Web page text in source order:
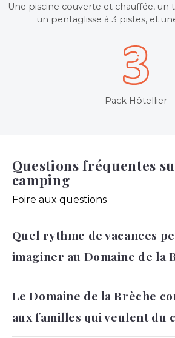
Une piscine couverte et chauffée, un
un pentaglisse à 3 pistes, et
Pack Hôtellier
Questions fréquentes
camping
Foire aux questions
Quel rythme de vacances
imaginer au Domaine de la
Les journées peuvent passer
baignade aux activités, puis à
plus calmes près de
Le Domaine de la Brèche
aux familles qui veulent du